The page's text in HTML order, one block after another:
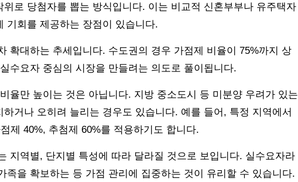
로 당첨자를 뽑는 방식입니다. 이는 비교적 신혼부부나 유주택자
기회를 제공하는 장점이 있습니다.
확대하는 추세입니다. 수도권의 경우 가점제 비율이 75%까지 상
수요자 중심의 시장을 만들려는 의도로 풀이됩니다.
율만 높이는 것은 아닙니다. 지방 중소도시 등 미분양 우려가 있는
거나 오히려 늘리는 경우도 있습니다. 예를 들어, 특정 지역에서
제 40%, 추첨제 60%를 적용하기도 합니다.
지역별, 단지별 특성에 따라 달라질 것으로 보입니다. 실수요자라
족을 확보하는 등 가점 관리에 집중하는 것이 유리할 수 있습니다.